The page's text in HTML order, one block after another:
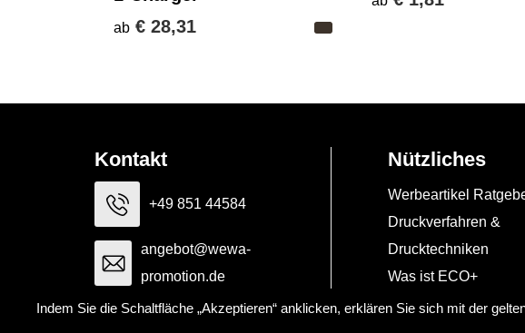
ab € 28,31
Kontakt
+49 851 44584
angebot@wewa-
promotion.de
Nützliches
Werbeartikel
Druckverfahren &
Drucktechniken
Was ist ECO+
Indem Sie die Schaltfläche „Akzeptieren“ anklicken, erklären Sie sich mit der